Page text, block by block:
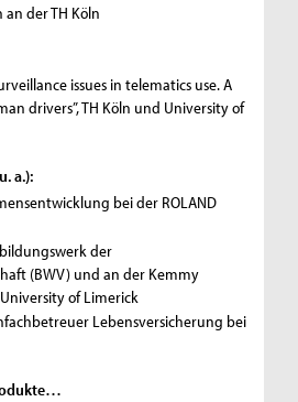
an der TH Köln
issues in telematics use. A
drivers”, TH Köln und University of
a.):
bei der ROLAND
der
(BWV) und an der Kemmy
of Limerick
Lebensversicherung bei